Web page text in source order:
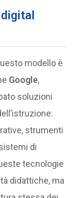
modello è
Google,
soluzioni
strumenti
di
tecnologie
didattiche, ma